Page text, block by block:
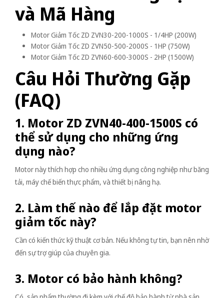
và Mã Hàng
Motor Giảm Tốc ZD ZVN30-200-1000S - 1/4HP (200W)
Motor Giảm Tốc ZD ZVN50-500-2000S - 1HP (750W)
Motor Giảm Tốc ZD ZVN60-600-3000S - 2HP (1500W)
Câu Hỏi Thường Gặp
(FAQ)
1. Motor ZD ZVN40-400-1500S có
thể sử dụng cho những ứng
dụng nào?
Motor này thích hợp cho nhiều ứng dụng công nghiệp như băng
tải, máy chế biến thực phẩm, và thiết bị nâng hạ.
2. Làm thế nào để lắp đặt motor
giảm tốc này?
Cần có kiến thức kỹ thuật cơ bản. Nếu không tự tin, bạn nên nhờ
đến sự trợ giúp của chuyên gia.
3. Motor có bảo hành không?